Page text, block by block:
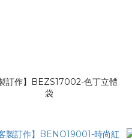
製訂作】BEZS17002-色丁立體
袋